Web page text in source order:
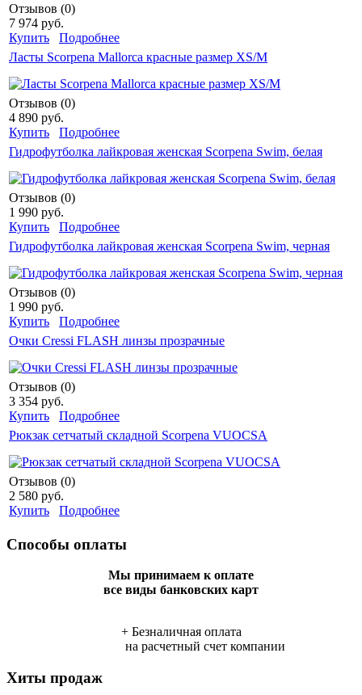
Отзывов (0)
7 974 руб.
Купить
Подробнее
Ласты Scorpena Mallorca красные размер XS/M
Отзывов (0)
4 890 руб.
Купить
Подробнее
Гидрофутболка лайкровая женская Scorpena Swim, белая
Отзывов (0)
1 990 руб.
Купить
Подробнее
Гидрофутболка лайкровая женская Scorpena Swim, черная
Отзывов (0)
1 990 руб.
Купить
Подробнее
Очки Cressi FLASH линзы прозрачные
Отзывов (0)
3 354 руб.
Купить
Подробнее
Рюкзак сетчатый складной Scorpena VUOCSA
Отзывов (0)
2 580 руб.
Купить
Подробнее
Способы оплаты
Мы принимаем к оплате
все виды банковских карт
+ Безналичная оплата
на расчетный счет компании
Хиты продаж